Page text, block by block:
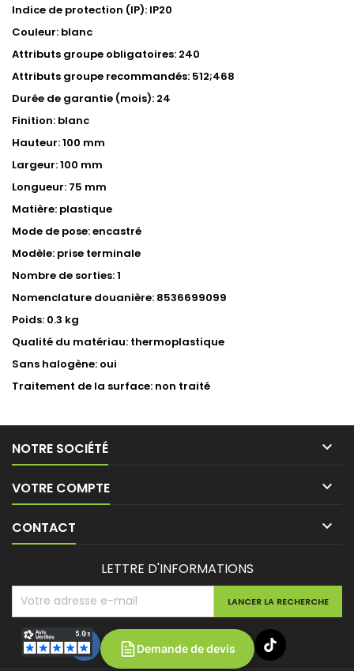
Indice de protection (IP): IP20
Couleur: blanc
Attributs groupe obligatoires: 240
Attributs groupe recommandés: 512;468
Durée de garantie (mois): 24
Finition: blanc
Hauteur: 100 mm
Largeur: 100 mm
Longueur: 75 mm
Matière: plastique
Mode de pose: encastré
Modèle: prise terminale
Nombre de sorties: 1
Nomenclature douanière: 8536699099
Poids: 0.3 kg
Qualité du matériau: thermoplastique
Sans halogène: oui
Traitement de la surface: non traité
NOTRE SOCIÉTÉ 
VOTRE COMPTE 
CONTACT 
LETTRE D'INFORMATIONS
Demande de devis